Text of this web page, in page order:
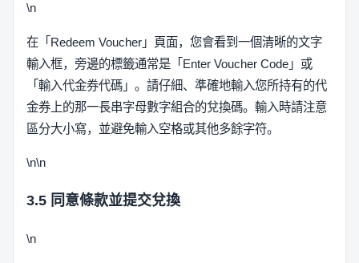
\n
在「Redeem Voucher」頁面，您會看到一個清晰的文字
輸入框，旁邊的標籤通常是「Enter Voucher Code」或
「輸入代金券代碼」。請仔細、準確地輸入您所持有的代
金券上的那一長串字母數字組合的兌換碼。輸入時請注意
區分大小寫，並避免輸入空格或其他多餘字符。
\n\n
3.5 同意條款並提交兌換
\n